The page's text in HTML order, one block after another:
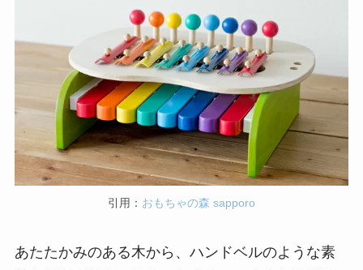
引用： おもちゃの森 sapporo
あたたかみのある木から、ハンドベルのような素